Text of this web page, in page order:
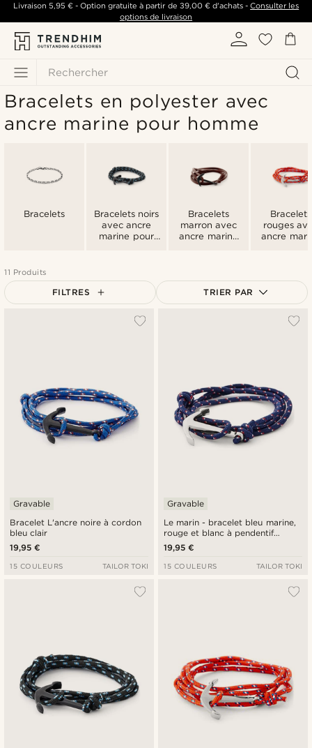
Rechercher
Livraison 5,95 €- Option gratuite à partir de 39,00 €d'achats -Consulter les
options de livraison
Bracelets en polyester avec
ancre marine pour homme
Bracelets
Bracelets noirs
avec ancre
marine pour
Bracelets
marron avec
ancre marine
Bracelets
rouges
ancre
11 Produits
FILTRES TRIER PAR
Bracelet L'ancre noire à cordon
bleu clair
Gravable
19,95 €
15 COULEURS TAILOR TOKI
Le marin - bracelet bleu marine,
rouge et blanc à pendentif
argenté
Gravable
19,95 €
15 COULEURS TAILOR TOKI